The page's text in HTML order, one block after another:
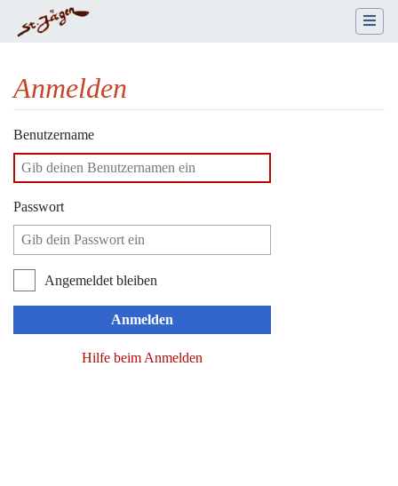
Anmelden
Wechseln zu:Navigation
Benutzername
Passwort
Angemeldet bleiben
Anmelden
Hilfe beim Anmelden